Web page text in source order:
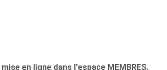
en ligne dans l'espace MEMBRES.